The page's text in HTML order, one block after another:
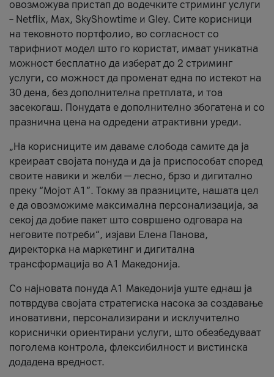
овозможува пристап до водечките стриминг услуги
– Netflix, Max, SkyShowtime и Gley. Сите корисници
на тековното портфолио, во согласност со
тарифниот модел што го користат, имаат уникатна
можност бесплатно да изберат до 2 стриминг
услуги, со можност да променат една по истекот на
30 дена, без дополнителна претплата, и тоа
засекогаш. Понудата е дополнително збогатена и со
празнична цена на одредени атрактивни уреди.
„На корисниците им даваме слобода самите да ја
креираат својата понуда и да ја приспособат според
своите навики и желби — лесно, брзо и дигитално
преку “Мојот А1”. Токму за празниците, нашата цел
е да овозможиме максимална персонализација, за
секој да добие пакет што совршено одговара на
неговите потреби“, изјави Елена Панова,
директорка на маркетинг и дигитална
трансформација во А1 Македонија.
Со најновата понуда А1 Македонија уште еднаш ја
потврдува својата стратегиска насока за создавање
иновативни, персонализирани и исклучително
кориснички ориентирани услуги, што обезбедуваат
поголема контрола, флексибилност и вистинска
додадена вредност.